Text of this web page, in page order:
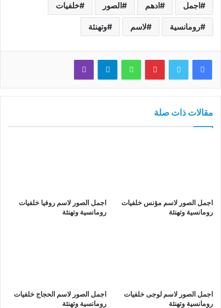
اجمل ادهم الصور خلفيات
رومانسية لاسم وتهنئة
فيسبوك تويتر بينتيريستواتساب تيلقرام ڤايبر
مقالات ذات صلة
اجمل الصور لاسم مؤنس خلفيات
رومانسية وتهنئة
اجمل الصور لاسم روفيا خلفيات
رومانسية وتهنئة
اجمل الصور لاسم لوجى خلفيات
رومانسية وتهنئة
اجمل الصور لاسم الحجاج خلفيات
رومانسية وتهنئة